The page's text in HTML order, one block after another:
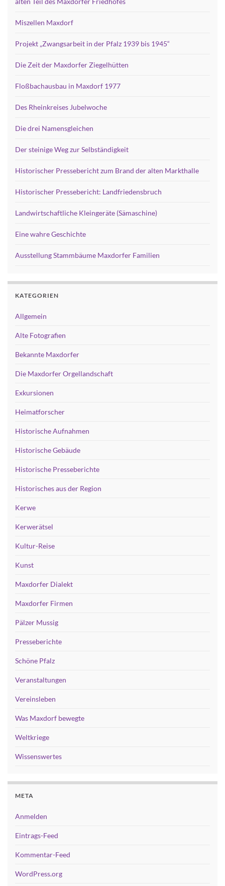
Miszellen Maxdorf
Projekt „Zwangsarbeit in der Pfalz 1939 bis 1945“
Die Zeit der Maxdorfer Ziegelhütten
Floßbachausbau in Maxdorf 1977
Des Rheinkreises Jubelwoche
Die drei Namensgleichen
Der steinige Weg zur Selbständigkeit
Historischer Pressebericht zum Brand der alten Markthalle
Historischer Pressebericht: Landfriedensbruch
Landwirtschaftliche Kleingeräte (Sämaschine)
Eine wahre Geschichte
Ausstellung Stammbäume Maxdorfer Familien
KATEGORIEN
Allgemein
Alte Fotografien
Bekannte Maxdorfer
Die Maxdorfer Orgellandschaft
Exkursionen
Heimatforscher
Historische Aufnahmen
Historische Gebäude
Historische Presseberichte
Historisches aus der Region
Kerwe
Kerwerätsel
Kultur-Reise
Kunst
Maxdorfer Dialekt
Maxdorfer Firmen
Pälzer Mussig
Presseberichte
Schöne Pfalz
Veranstaltungen
Vereinsleben
Was Maxdorf bewegte
Weltkriege
Wissenswertes
META
Anmelden
Eintrags-Feed
Kommentar-Feed
WordPress.org